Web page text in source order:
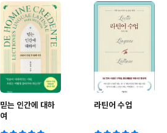
믿는 인간에 대하
여
라틴어 수업